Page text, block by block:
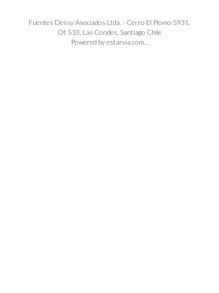
Fuentes Dessy Asociados Ltda. - Cerro El Plomo 5931,
Of. 510, Las Condes, Santiago Chile
Powered by estarvia.com...